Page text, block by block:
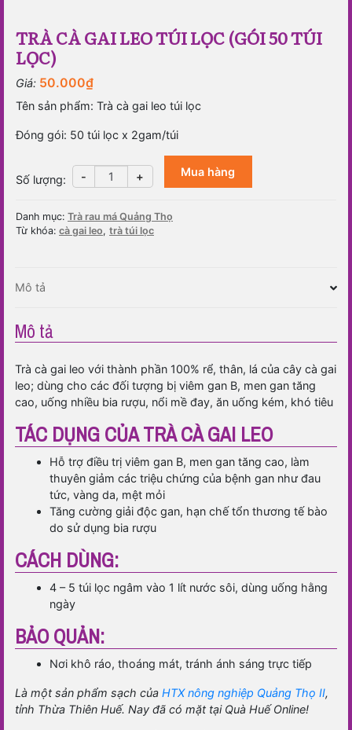
TRÀ CÀ GAI LEO TÚI LỌC (GÓI 50 TÚI
LỌC)
Giá: 50.000₫
Tên sản phẩm: Trà cà gai leo túi lọc
Đóng gói: 50 túi lọc x 2gam/túi
Số lượng: -
Trà
cà
leo
túi
+ Mua hàng
Danh mục: Trà rau má Quảng Thọ
Từ khóa: cà gai leo, trà túi lọc
Mô tả
Mô tả
Trà cà gai leo với thành phần 100% rể, thân, lá của cây cà gai
leo; dùng cho các đối tượng bị viêm gan B, men gan tăng
cao, uống nhiều bia rượu, nổi mề đay, ăn uống kém, khó tiêu
TÁC DỤNG CỦA TRÀ CÀ GAI LEO
Hỗ trợ điều trị viêm gan B, men gan tăng cao, làm
thuyên giảm các triệu chứng của bệnh gan như đau
tức, vàng da, mệt mỏi
Tăng cường giải độc gan, hạn chế tổn thương tế bào
do sử dụng bia rượu
CÁCH DÙNG:
4 – 5 túi lọc ngâm vào 1 lít nước sôi, dùng uống hằng
ngày
BẢO QUẢN:
Nơi khô ráo, thoáng mát, tránh ánh sáng trực tiếp
Là một sản phẩm sạch củaHTX nông nghiệp Quảng Thọ II,
tỉnh Thừa Thiên Huế. Nay đã có mặt tại Quà Huế Online!